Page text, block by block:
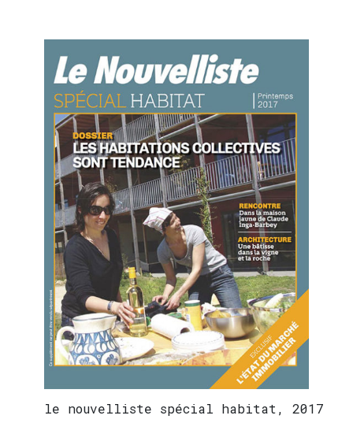
le nouvelliste spécial habitat, 2017